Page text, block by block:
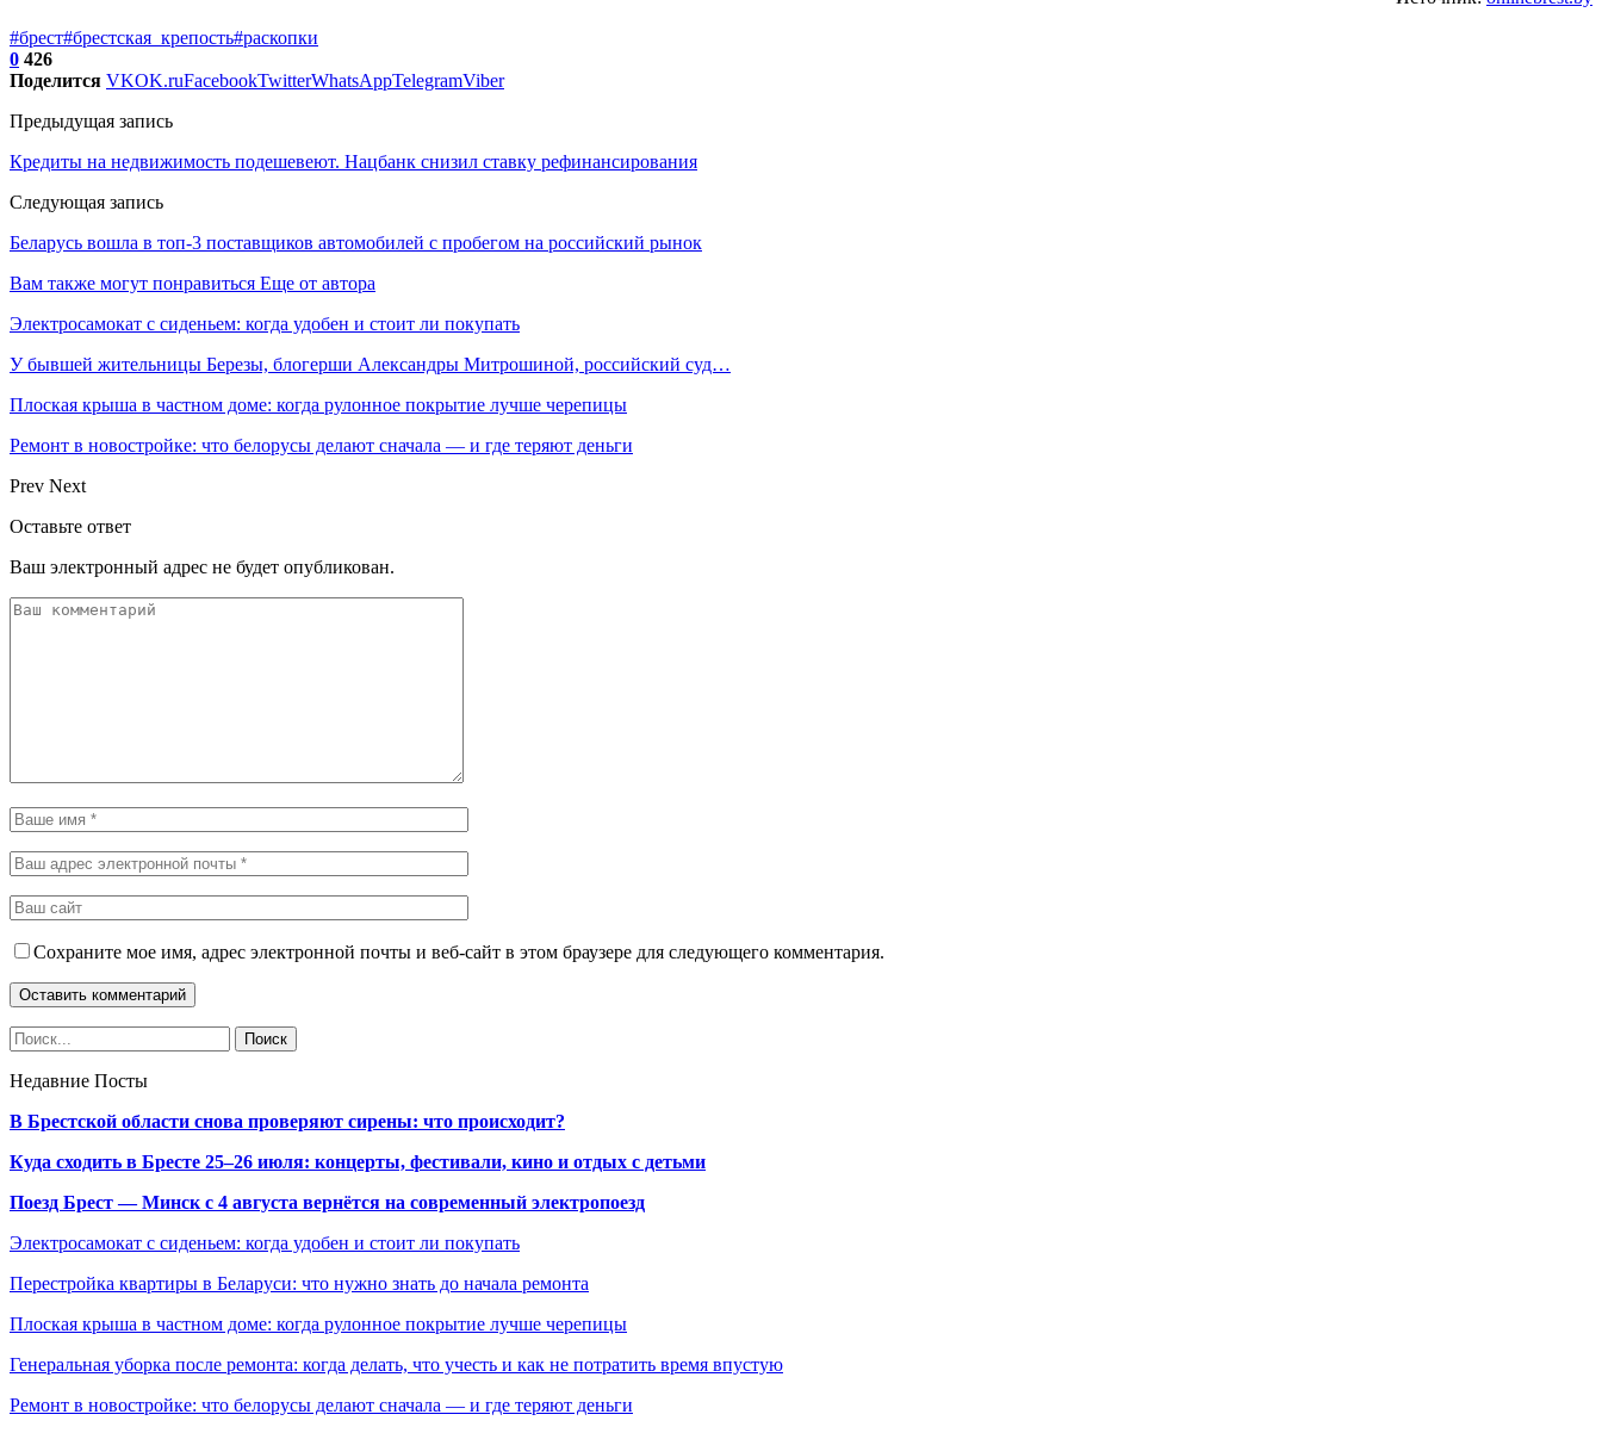
#брест#брестская_крепость#раскопки
0 426
Поделится VKOK.ruFacebookTwitterWhatsAppTelegramViber
Предыдущая запись
Кредиты на недвижимость подешевеют. Нацбанк снизил ставку рефинансирования
Следующая запись
Беларусь вошла в топ-3 поставщиков автомобилей с пробегом на российский рынок
Вам также могут понравиться Еще от автора
Электросамокат с сиденьем: когда удобен и стоит ли покупать
У бывшей жительницы Березы, блогерши Александры Митрошиной, российский суд…
Плоская крыша в частном доме: когда рулонное покрытие лучше черепицы
Ремонт в новостройке: что белорусы делают сначала — и где теряют деньги
Prev Next
Оставьте ответ
Ваш электронный адрес не будет опубликован.
Сохраните мое имя, адрес электронной почты и веб-сайт в этом браузере для следующего комментария.
Недавние Посты
В Брестской области снова проверяют сирены: что происходит?
Куда сходить в Бресте 25–26 июля: концерты, фестивали, кино и отдых с детьми
Поезд Брест — Минск с 4 августа вернётся на современный электропоезд
Электросамокат с сиденьем: когда удобен и стоит ли покупать
Перестройка квартиры в Беларуси: что нужно знать до начала ремонта
Плоская крыша в частном доме: когда рулонное покрытие лучше черепицы
Генеральная уборка после ремонта: когда делать, что учесть и как не потратить время впустую
Ремонт в новостройке: что белорусы делают сначала — и где теряют деньги